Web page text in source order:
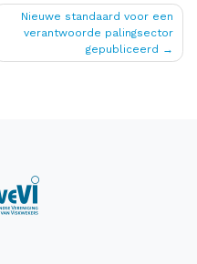
Nieuwe standaard voor een
verantwoorde palingsector
gepubliceerd